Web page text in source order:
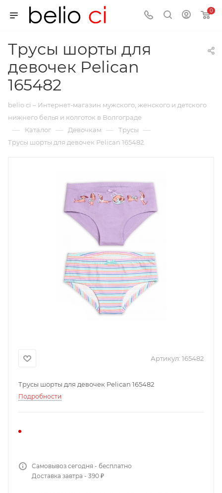
0
Трусы шорты для
девочек Pelican
165482
belio ci – Интернет-магазин мужского, женского и детского
нижнего белья и колготок в Волгограде
— Каталог — Девочкам — Трусы —
Трусы шорты для девочек Pelican 165482
Артикул: 165482
Трусы шорты для девочек Pelican 165482
Подробности
Самовывоз сегодня - бесплатно
Доставка завтра - 390 ₽